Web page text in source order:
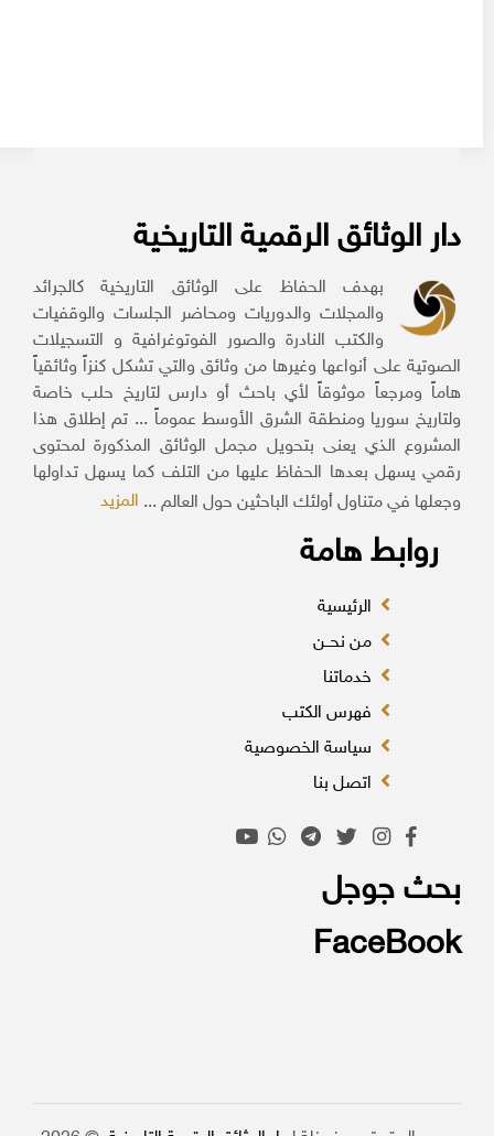
دار الوثائق الرقمية التاريخية
بهدف الحفاظ على الوثائق التاريخية كالجرائد
والمجلات والدوريات ومحاضر الجلسات والوقفيات
والكتب النادرة والصور الفوتوغرافية و التسجيلات
الصوتية على أنواعها وغيرها من وثائق والتي تشكل كنزاً وثائقياً
هاماً ومرجعاً موثوقاً لأي باحث أو دارس لتاريخ حلب خاصة
ولتاريخ سوريا ومنطقة الشرق الأوسط عموماً ... تم إطلاق هذا
المشروع الذي يعنى بتحويل مجمل الوثائق المذكورة لمحتوى
رقمي يسهل بعدها الحفاظ عليها من التلف كما يسهل تداولها
وجعلها في متناول أولئك الباحثين حول العالم ...المزيد
روابط هامة
الرئيسية
من نحــن
خدماتنا
فهرس الكتب
سياسة الخصوصية
اتصل بنا
بحث جوجل
FaceBook